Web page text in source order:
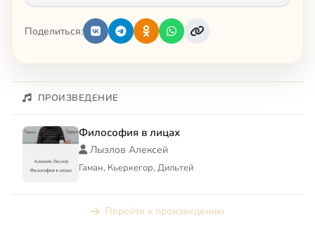
Поделиться:
ПРОИЗВЕДЕНИЕ
Философия в лицах
Лызлов Алексей
Гаман, Кьеркегор, Дильтей
Перейти к произведению